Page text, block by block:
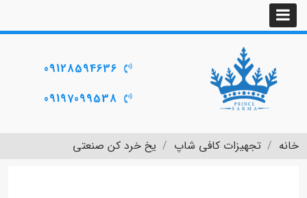
09128594636
09197099538
خانه تجهیزات کافی شاپ یخ خرد کن صنعتی